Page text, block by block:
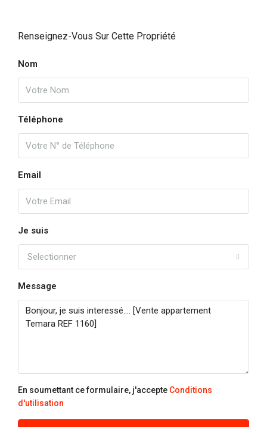
Renseignez-Vous Sur Cette Propriété
Nom
Téléphone
Email
Je suis
Selectionner
Message
En soumettant ce formulaire, j'accepte Conditions
d'utilisation